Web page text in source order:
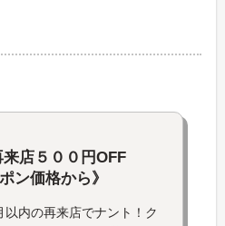
来店５００円OFF
ン価格から》
内の再来店でナント！ク